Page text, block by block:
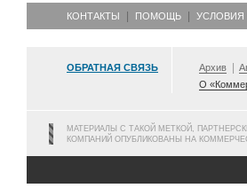
КОНТАКТЫ ПОМОЩЬ УСЛОВИЯ
ОБРАТНАЯ СВЯЗЬ Архив
О
МАТЕРИАЛЫ С ТАКОЙ МЕТКОЙ,
КОМПАНИЙ ОПУБЛИКОВАНЫ НА